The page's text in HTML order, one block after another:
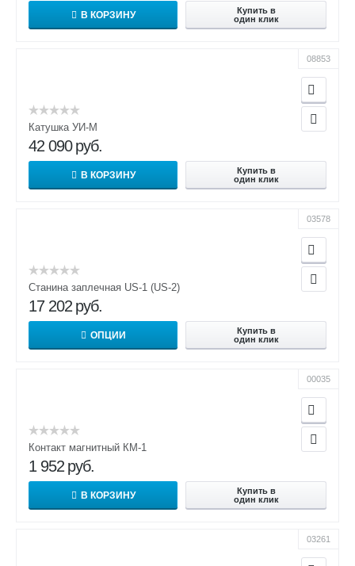
В КОРЗИНУ
Купить в
один клик
08853
Катушка УИ-М
42 090 руб.
В КОРЗИНУ
Купить в
один клик
03578
Станина заплечная US-1 (US-2)
17 202 руб.
ОПЦИИ
Купить в
один клик
00035
Контакт магнитный КМ-1
1 952 руб.
В КОРЗИНУ
Купить в
один клик
03261